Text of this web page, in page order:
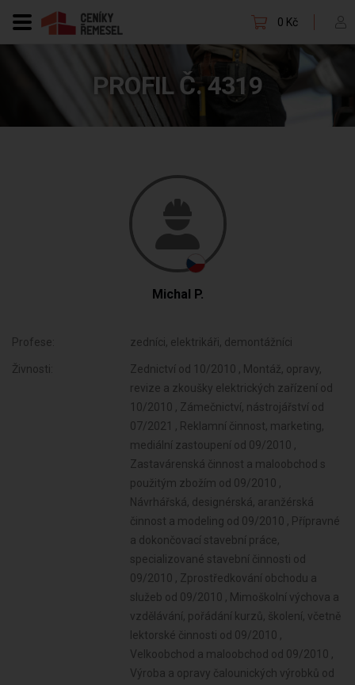
0 Kč
PROFIL Č. 4319
Michal P.
Profese: zedníci, elektrikáři, demontážníci
Živnosti:
Zednictví od 10/2010 , Montáž, opravy,
revize a zkoušky elektrických zařízení od
10/2010 , Zámečnictví, nástrojářství od
07/2021 , Reklamní činnost, marketing,
mediální zastoupení od 09/2010 ,
Zastavárenská činnost a maloobchod s
použitým zbožím od 09/2010 ,
Návrhářská, designérská, aranžérská
činnost a modeling od 09/2010 , Přípravné
a dokončovací stavební práce,
specializované stavební činnosti od
09/2010 , Zprostředkování obchodu a
služeb od 09/2010 , Mimoškolní výchova a
vzdělávání, pořádání kurzů, školení, včetně
lektorské činnosti od 09/2010 ,
Velkoobchod a maloobchod od 09/2010 ,
Výroba a opravy čalounických výrobků od